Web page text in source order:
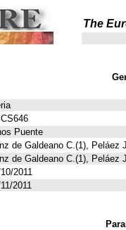
The
Puente
de Galdeano C.(1), Peláez
de Galdeano C.(1), Peláez
2011
2011